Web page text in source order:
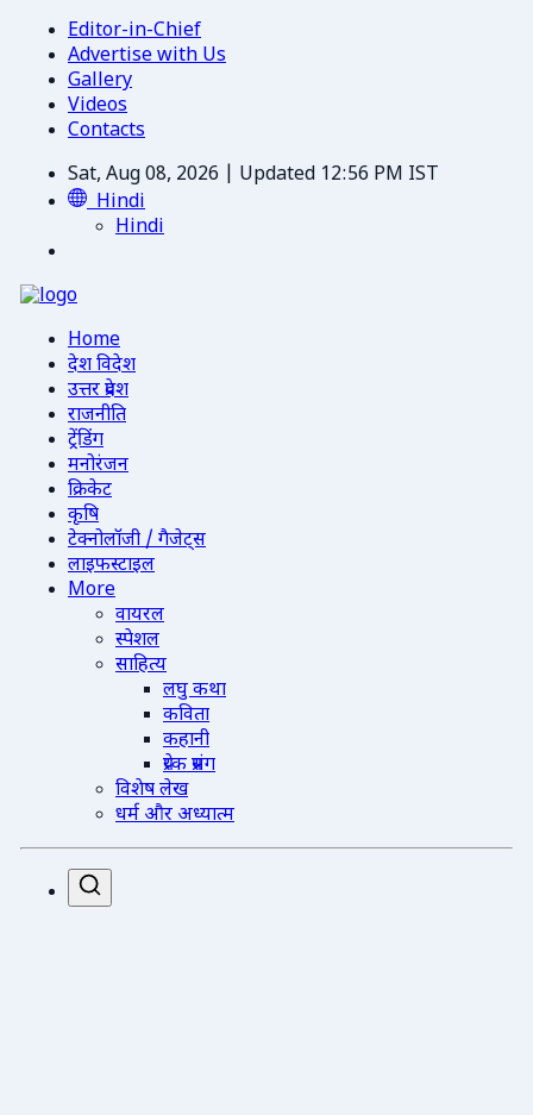
Editor-in-Chief
Advertise with Us
Gallery
Videos
Contacts
Sat, Aug 08, 2026 | Updated 12:56 PM IST
Hindi
Hindi
Home
देश विदेश
उत्तर प्रदेश
राजनीति
ट्रेंडिंग
मनोरंजन
क्रिकेट
कृषि
टेक्नोलॉजी / गैजेट्स
लाइफस्टाइल
More
वायरल
स्पेशल
साहित्य
लघु कथा
कविता
कहानी
प्रेरक प्रसंग
विशेष लेख
धर्म और अध्यात्म